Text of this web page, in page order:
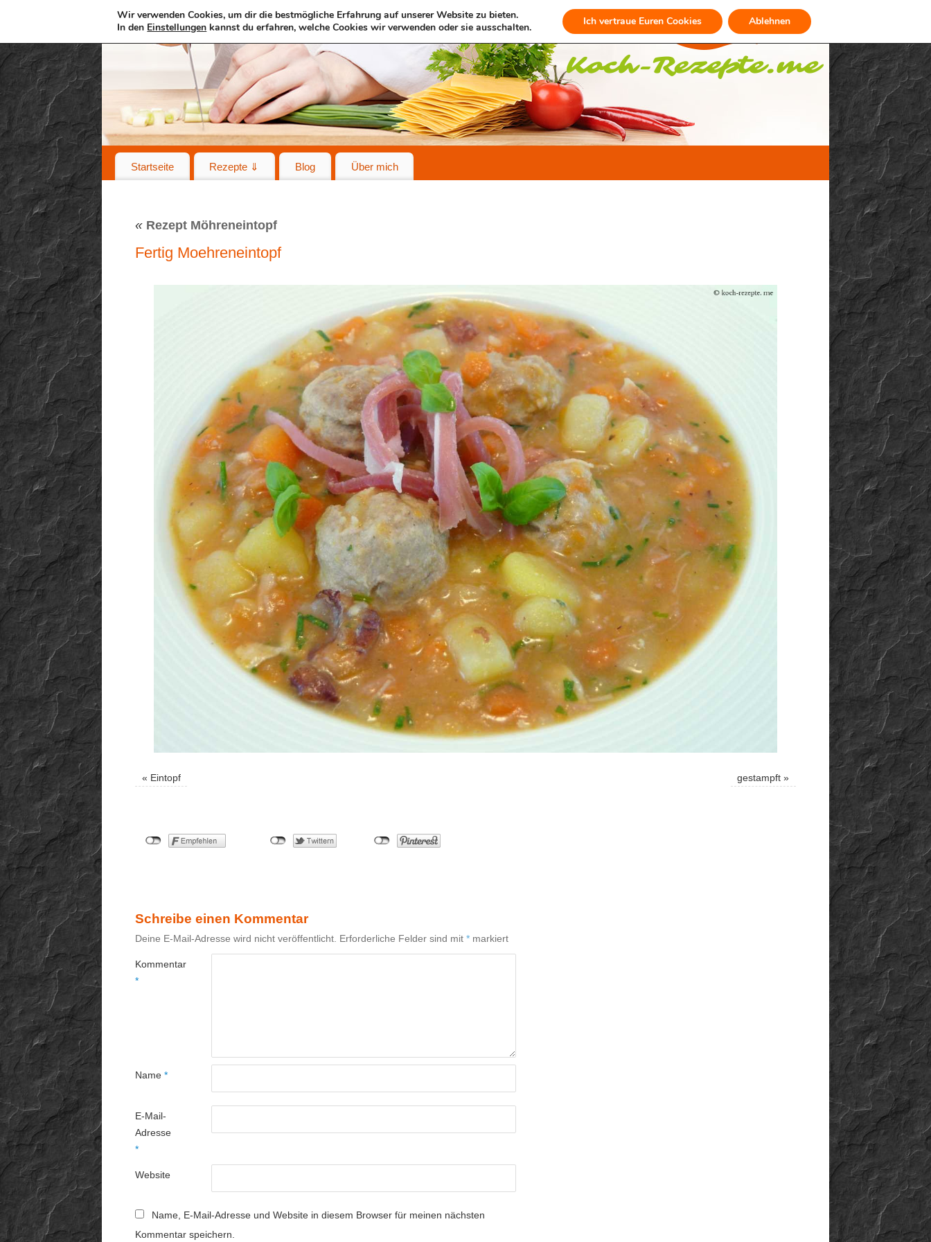
Startseite Rezepte ⇓ Blog Über mich
« Rezept Möhreneintopf
Fertig Moehreneintopf
« Eintopf gestampft »
Schreibe einen Kommentar
Deine E-Mail-Adresse wird nicht veröffentlicht. Erforderliche Felder sind mit * markiert
Kommentar
*
Name *
E-Mail-
Adresse
*
Website
Name, E-Mail-Adresse und Website in diesem Browser für meinen nächsten
Kommentar speichern.
Wir verwenden Cookies, um dir die bestmögliche Erfahrung auf unserer Website zu bieten.
In den Einstellungen kannst du erfahren, welche Cookies wir verwenden oder sie ausschalten. Ich vertraue Euren Cookies Ablehnen